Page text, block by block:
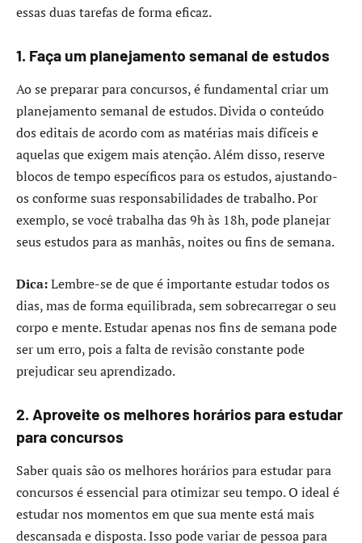
essas duas tarefas de forma eficaz.
1. Faça um planejamento semanal de estudos
Ao se preparar para concursos, é fundamental criar um
planejamento semanal de estudos. Divida o conteúdo
dos editais de acordo com as matérias mais difíceis e
aquelas que exigem mais atenção. Além disso, reserve
blocos de tempo específicos para os estudos, ajustando-
os conforme suas responsabilidades de trabalho. Por
exemplo, se você trabalha das 9h às 18h, pode planejar
seus estudos para as manhãs, noites ou fins de semana.
Dica:Lembre-se de que é importante estudar todos os
dias, mas de forma equilibrada, sem sobrecarregar o seu
corpo e mente. Estudar apenas nos fins de semana pode
ser um erro, pois a falta de revisão constante pode
prejudicar seu aprendizado.
2. Aproveite os melhores horários para estudar
para concursos
Saber quais são os melhores horários para estudar para
concursos é essencial para otimizar seu tempo. O ideal é
estudar nos momentos em que sua mente está mais
descansada e disposta. Isso pode variar de pessoa para